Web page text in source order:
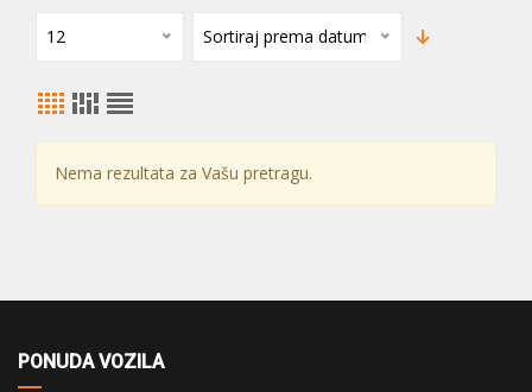
12 Sortiraj prema datumu
Nema rezultata za Vašu pretragu.
PONUDA VOZILA